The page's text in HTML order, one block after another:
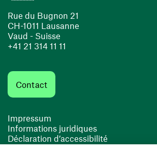
Rue du Bugnon 21
CH-1011 Lausanne
Vaud - Suisse
+41 21 314 11 11
Contact
Impressum
Informations juridiques
Déclaration d’accessibilité